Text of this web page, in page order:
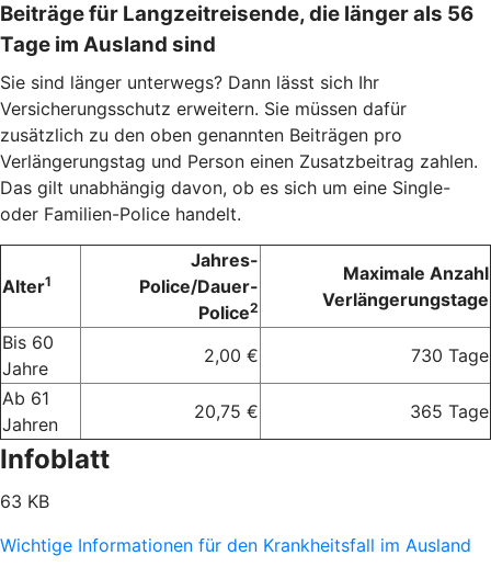
Beiträge für Langzeitreisende, die länger als 56
Tage im Ausland sind
Sie sind länger unterwegs? Dann lässt sich Ihr
Versicherungsschutz erweitern. Sie müssen dafür
zusätzlich zu den oben genannten Beiträgen pro
Verlängerungstag und Person einen Zusatzbeitrag zahlen.
Das gilt unabhängig davon, ob es sich um eine Single-
oder Familien-Police handelt.
Alter1
Jahres-
Police/Dauer-
Police2
Maximale Anzahl
Verlängerungstage
Bis 60
Jahre
2,00 €
730 Tage
Ab 61
Jahren
20,75 € 365 Tage
Infoblatt
63 KB
Wichtige Informationen für den Krankheitsfall im Ausland